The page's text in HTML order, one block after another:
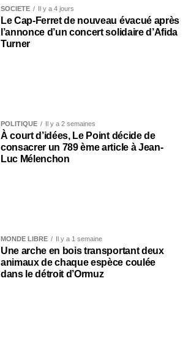
SOCIÉTÉ Il y a 4 jours
Le Cap-Ferret de nouveau évacué après
l’annonce d’un concert solidaire d’Afida
Turner
POLITIQUE Il y a 2 semaines
À court d’idées, Le Point décide de
consacrer un 789 ème article à Jean-
Luc Mélenchon
MONDE LIBRE Il y a 1 semaine
Une arche en bois transportant deux
animaux de chaque espèce coulée
dans le détroit d’Ormuz